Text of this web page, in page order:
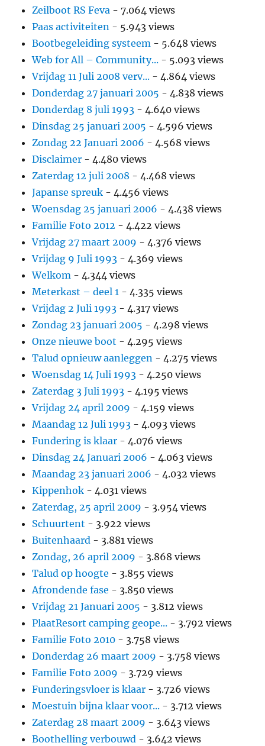
Zeilboot RS Feva - 7.064 views
Paas activiteiten - 5.943 views
Bootbegeleiding systeem - 5.648 views
Web for All – Community... - 5.093 views
Vrijdag 11 Juli 2008 verv... - 4.864 views
Donderdag 27 januari 2005 - 4.838 views
Donderdag 8 juli 1993 - 4.640 views
Dinsdag 25 januari 2005 - 4.596 views
Zondag 22 Januari 2006 - 4.568 views
Disclaimer - 4.480 views
Zaterdag 12 juli 2008 - 4.468 views
Japanse spreuk - 4.456 views
Woensdag 25 januari 2006 - 4.438 views
Familie Foto 2012 - 4.422 views
Vrijdag 27 maart 2009 - 4.376 views
Vrijdag 9 Juli 1993 - 4.369 views
Welkom - 4.344 views
Meterkast – deel 1 - 4.335 views
Vrijdag 2 Juli 1993 - 4.317 views
Zondag 23 januari 2005 - 4.298 views
Onze nieuwe boot - 4.295 views
Talud opnieuw aanleggen - 4.275 views
Woensdag 14 Juli 1993 - 4.250 views
Zaterdag 3 Juli 1993 - 4.195 views
Vrijdag 24 april 2009 - 4.159 views
Maandag 12 Juli 1993 - 4.093 views
Fundering is klaar - 4.076 views
Dinsdag 24 Januari 2006 - 4.063 views
Maandag 23 januari 2006 - 4.032 views
Kippenhok - 4.031 views
Zaterdag, 25 april 2009 - 3.954 views
Schuurtent - 3.922 views
Buitenhaard - 3.881 views
Zondag, 26 april 2009 - 3.868 views
Talud op hoogte - 3.855 views
Afrondende fase - 3.850 views
Vrijdag 21 Januari 2005 - 3.812 views
PlaatResort camping geope... - 3.792 views
Familie Foto 2010 - 3.758 views
Donderdag 26 maart 2009 - 3.758 views
Familie Foto 2009 - 3.729 views
Funderingsvloer is klaar - 3.726 views
Moestuin bijna klaar voor... - 3.712 views
Zaterdag 28 maart 2009 - 3.643 views
Boothelling verbouwd - 3.642 views